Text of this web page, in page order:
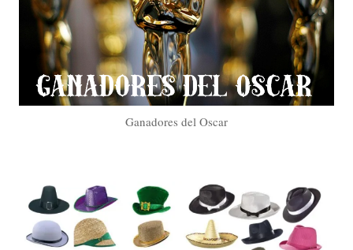
Ganadores del Oscar